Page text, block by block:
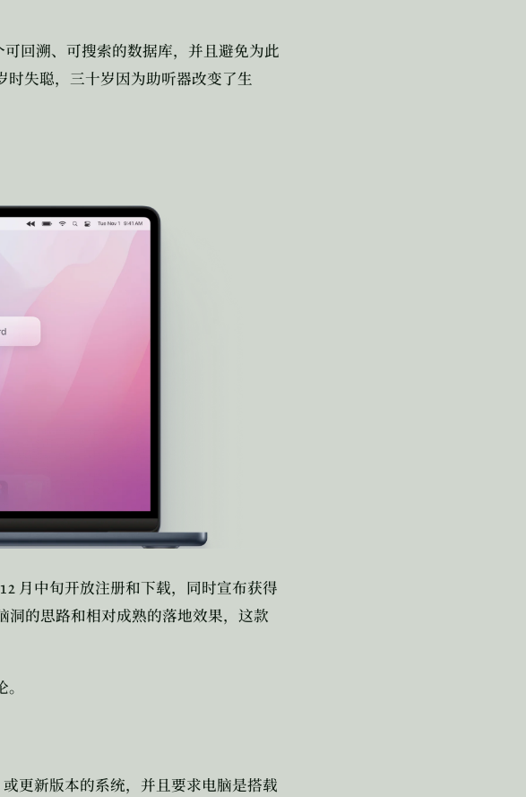
回溯、可搜索的数据库，并且避免为此
时失聪，三十岁因为助听器改变了生
12 月中旬开放注册和下载，同时宣布获得
洞的思路和相对成熟的落地效果，这款
或更新版本的系统，并且要求电脑是搭载